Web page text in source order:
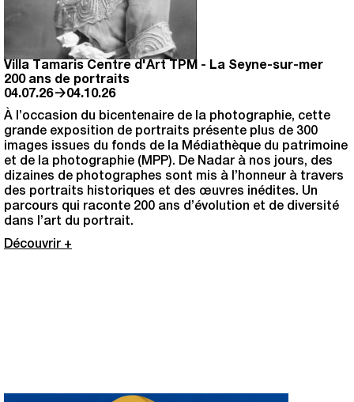
Villa Tamaris Centre d'Art TPM - La Seyne-sur-mer
200 ans de portraits
04.07.26→04.10.26
À l’occasion du bicentenaire de la photographie, cette
grande exposition de portraits présente plus de 300
images issues du fonds de la Médiathèque du patrimoine
et de la photographie (MPP). De Nadar à nos jours, des
dizaines de photographes sont mis à l’honneur à travers
des portraits historiques et des œuvres inédites. Un
parcours qui raconte 200 ans d’évolution et de diversité
dans l’art du portrait.
Découvrir +